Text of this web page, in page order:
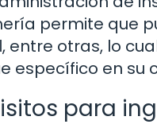
permite que
entre otras, lo
específico en su
para